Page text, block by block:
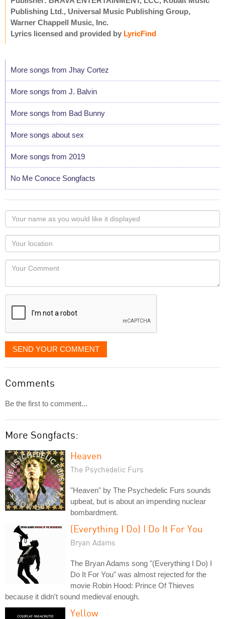
Publishing Ltd., Universal Music Publishing Group,
Warner Chappell Music, Inc.
Lyrics licensed and provided by LyricFind
More songs from Jhay Cortez
More songs from J. Balvin
More songs from Bad Bunny
More songs about sex
More songs from 2019
No Me Conoce Songfacts
Your
name
as
you
would
like
displayed
Your
Locaton
Your
SEND YOUR COMMENT
Comments
Be the first to comment...
More Songfacts:
Heaven
The Psychedelic Furs
"Heaven" by The Psychedelic Furs sounds
upbeat, but is about an impending nuclear
bombardment.
(Everything I Do) I Do It For You
Bryan Adams
The Bryan Adams song "(Everything I Do) I
Do It For You" was almost rejected for the
movie Robin Hood: Prince Of Thieves
because it didn't sound medieval enough.
Yellow